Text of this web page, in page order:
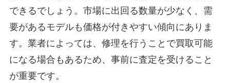
できるでしょう。市場に出回る数量が少なく、需
要があるモデルも価格が付きやすい傾向にありま
す。業者によっては、修理を行うことで買取可能
になる場合もあるため、事前に査定を受けること
が重要です。